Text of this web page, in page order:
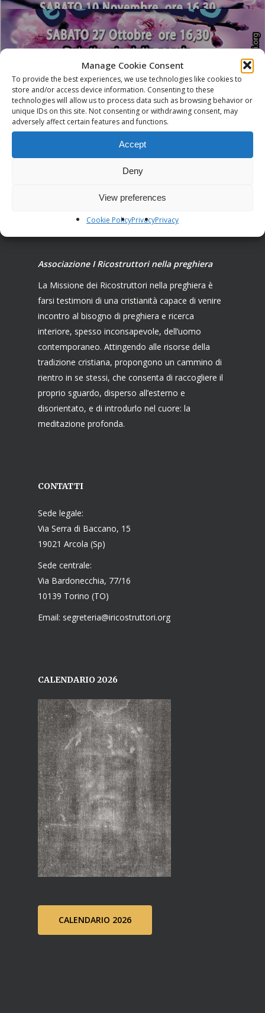
Manage Cookie Consent
To provide the best experiences, we use technologies like cookies to
store and/or access device information. Consenting to these
technologies will allow us to process data such as browsing behavior or
unique IDs on this site. Not consenting or withdrawing consent, may
adversely affect certain features and functions.
Accept
Deny
View preferences
Cookie PolicyPrivacyPrivacy
Next Post
IL VALORE DEL SILENZIO
Associazione I Ricostruttori nella preghiera
La Missione dei Ricostruttori nella preghiera è
farsi testimoni di una cristianità capace di venire
incontro al bisogno di preghiera e ricerca
interiore, spesso inconsapevole, dell’uomo
contemporaneo. Attingendo alle risorse della
tradizione cristiana, propongono un cammino di
rientro in se stessi, che consenta di raccogliere il
proprio sguardo, disperso all’esterno e
disorientato, e di introdurlo nel cuore: la
meditazione profonda.
CONTATTI
Sede legale:
Via Serra di Baccano, 15
19021 Arcola (Sp)
Sede centrale:
Via Bardonecchia, 77/16
10139 Torino (TO)
Email: segreteria@iricostruttori.org
CALENDARIO 2026
CALENDARIO 2026